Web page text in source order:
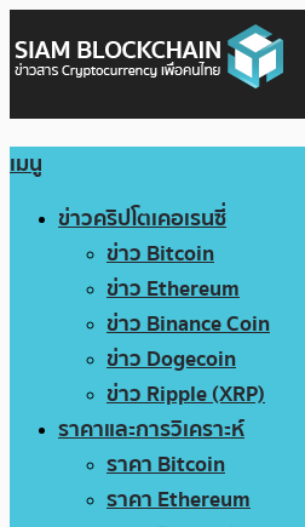
เมนู
ข่าวคริปโตเคอเรนซี่
ข่าว Bitcoin
ข่าว Ethereum
ข่าว Binance Coin
ข่าว Dogecoin
ข่าว Ripple (XRP)
ราคาและการวิเคราะห์
ราคา Bitcoin
ราคา Ethereum